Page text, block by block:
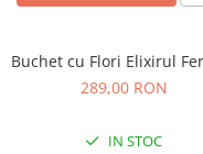
Buchet cu Flori Elixirul
289,00 RON
IN STOC